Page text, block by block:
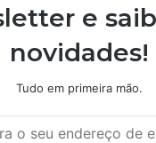
e
novidades!
Tudo em primeira mão.